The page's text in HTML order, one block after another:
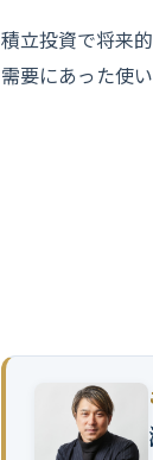
積立投資で将来
需要にあった使い